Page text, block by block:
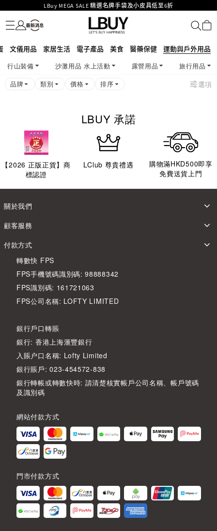
LBuy MEGA SALE 精選名牌手袋及小皮具低至6折
Goyard Hobo / Hobo Mini人氣限量特別版限時原價低至75折!
LBuy呈獻 - Hermès 及 Chanel 手袋及首飾原價低至6折，立即入手!
426號舖！
MOKO 1樓175號鋪旗艦店特設名牌Hermès、CHANEL及LV專區！
購物滿HKD500即享免運費！
LBuy獲香港知識產權署頒發2026《正版正貨承諾》商標
名牌服飾
潮流服飾
童裝
護膚美妝
香水香薰
個人護理
母嬰護理
遊戲及精品玩具
文儀用品
家居生活
電子產品
美食
醫藥保健
運動與戶外用品
文儀用品 家居生活 電子產品 美食 醫藥保健 運動與戶外用品
行山裝備 沙灘用品 水上活動 露營用品
旅行用品
品牌
類別 價格 排序 選項
LBUY 承諾
【2026 正版正貨】商
標認證
LClub 尊貴禮遇
購物滿HKD500即享
免費送貨上門
關於我們
顧客服務
付款方式
轉數快 FPS
FPS手機號碼識別碼: 98888342
FPS識別碼: 161721063
FPS公司名稱: LOFTY LIMITED
銀行戶口轉賬
銀行: 香港上海滙豐銀行
入賬户口名稱: Lofty Limited
銀行賬戶: 023-454572-838
銀行轉帳或轉數快時: 請清楚核實帳戶公司名稱、帳戶號碼
及識別碼
網站付款方式
門市付款方式